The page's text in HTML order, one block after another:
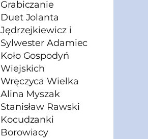
Grabiczanie
Duet Jolanta
Jędrzejkiewicz i
Sylwester Adamiec
Koło Gospodyń
Wiejskich
Wręczyca Wielka
Alina Myszak
Stanisław Rawski
Kocudzanki
Borowiacy